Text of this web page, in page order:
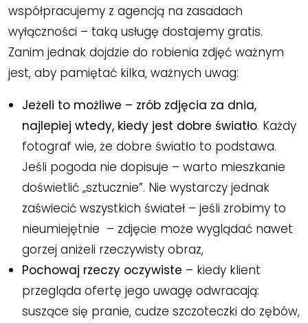
współpracujemy z agencją na zasadach
wyłączności – taką usługę dostajemy gratis.
Zanim jednak dojdzie do robienia zdjęć ważnym
jest, aby pamiętać kilka, ważnych uwag:
Jeżeli to możliwe – zrób zdjęcia za dnia,
najlepiej wtedy, kiedy jest dobre światło. Każdy
fotograf wie, że dobre światło to podstawa.
Jeśli pogoda nie dopisuje – warto mieszkanie
doświetlić „sztucznie”. Nie wystarczy jednak
zaświecić wszystkich świateł – jeśli zrobimy to
nieumiejętnie – zdjęcie może wyglądać nawet
gorzej aniżeli rzeczywisty obraz,
Pochowaj rzeczy oczywiste – kiedy klient
przegląda ofertę jego uwagę odwracają:
suszące się pranie, cudze szczoteczki do zębów,